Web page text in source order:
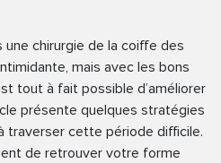
une chirurgie de la coiffe des
mais avec les bons
tout à fait possible d’améliorer
présente quelques stratégies
traverser cette période difficile.
de retrouver votre forme